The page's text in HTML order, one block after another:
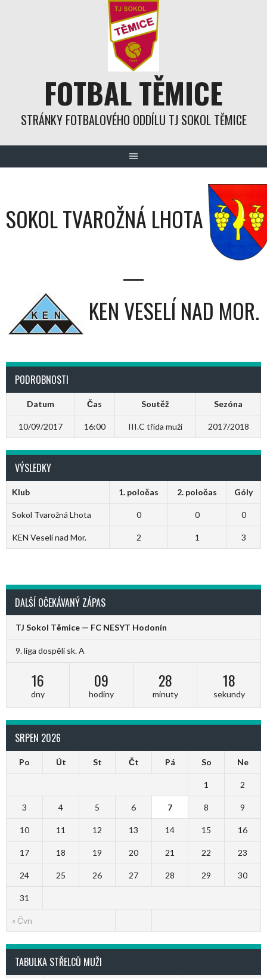
FOTBAL TĚMICE
STRÁNKY FOTBALOVÉHO ODDÍLU TJ SOKOL TĚMICE
SOKOL TVAROŽNÁ LHOTA
—
KEN VESELÍ NAD MOR.
PODROBNOSTI
Datum Čas Soutěž Sezóna
10/09/2017 16:00 III.C třída muži 2017/2018
VÝSLEDKY
Klub 1. poločas 2. poločas Góly
Sokol Tvarožná Lhota 0 0 0
KEN Veselí nad Mor. 2 1 3
DALŠÍ OČEKÁVANÝ ZÁPAS
TJ Sokol Těmice — FC NESYT Hodonín
9. liga dospělí sk. A
16
dny
09
hodiny
28
minuty
18
sekundy
SRPEN 2026
Po Út St Čt Pá So Ne
« Čvn
1 2
3 4 5 6 7 8 9
10 11 12 13 14 15 16
17 18 19 20 21 22 23
24 25 26 27 28 29 30
31
TABULKA STŘELCŮ MUŽI